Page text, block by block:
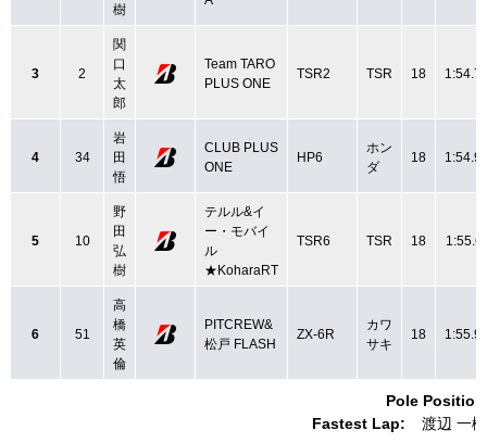
Pole
Fastest Lap:
渡辺 一樹
樹
3 2
関
口
太
郎
Team TARO
PLUS ONE
TSR2 TSR 18
4 34
岩
田
悟
CLUB PLUS
ONE
HP6
ホン
ダ
18
5 10
野
田
弘
樹
テルル&イ
ー・モバイ
ル
★KoharaRT
TSR6 TSR 18
6 51
高
橋
英
倫
PITCREW&
松戸 FLASH
ZX-6R
カワ
サキ
18